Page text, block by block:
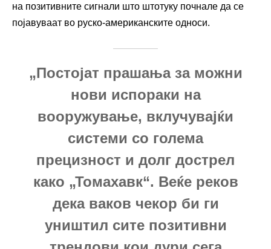
на позитивните сигнали што штотуку почнале да се
појавуваат во руско-американските односи.
„Постојат прашања за можни
нови испораки на
вооружување, вклучувајќи
системи со голема
прецизност и долг дострел
како „Томахавк“. Веќе реков
дека ваков чекор би ги
уништил сите позитивни